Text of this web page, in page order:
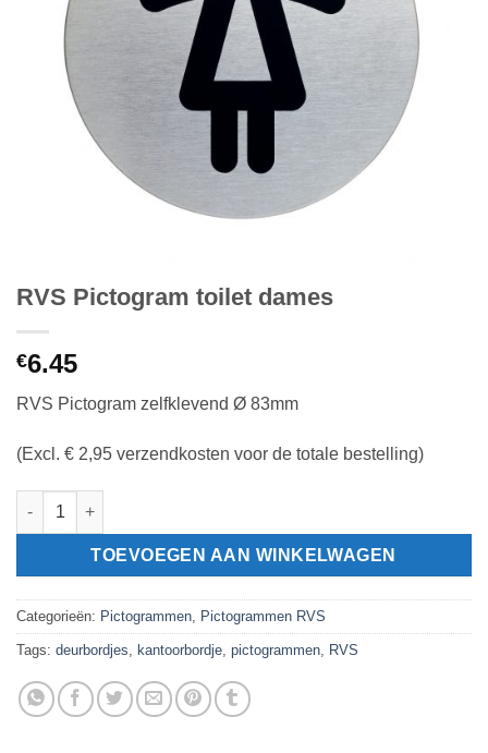
RVS Pictogram toilet dames
€6.45
RVS Pictogram zelfklevend Ø 83mm
(Excl. € 2,95 verzendkosten voor de totale bestelling)
RVS Pictogram toilet dames aantal
TOEVOEGEN AAN WINKELWAGEN
Categorieën: Pictogrammen Pictogrammen RVS
Tags: deurbordjes kantoorbordje pictogrammen RVS